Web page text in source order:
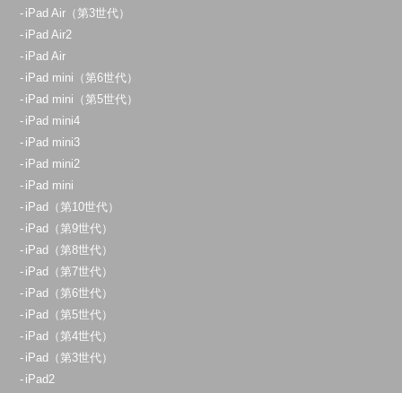
iPad Air（第3世代）
iPad Air2
iPad Air
iPad mini（第6世代）
iPad mini（第5世代）
iPad mini4
iPad mini3
iPad mini2
iPad mini
iPad（第10世代）
iPad（第9世代）
iPad（第8世代）
iPad（第7世代）
iPad（第6世代）
iPad（第5世代）
iPad（第4世代）
iPad（第3世代）
iPad2